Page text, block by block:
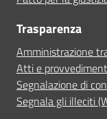
Trasparenza
Amministrazione
Atti e
Segnalazione di
Segnala gli illeciti